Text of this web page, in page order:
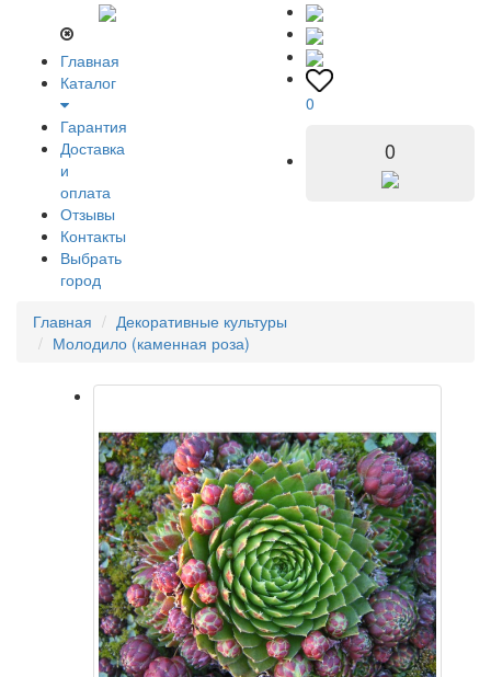
Главная
Каталог
Гарантия
Доставка
и
оплата
Отзывы
Контакты
Выбрать
город
0
0
Главная
Декоративные культуры
Молодило (каменная роза)